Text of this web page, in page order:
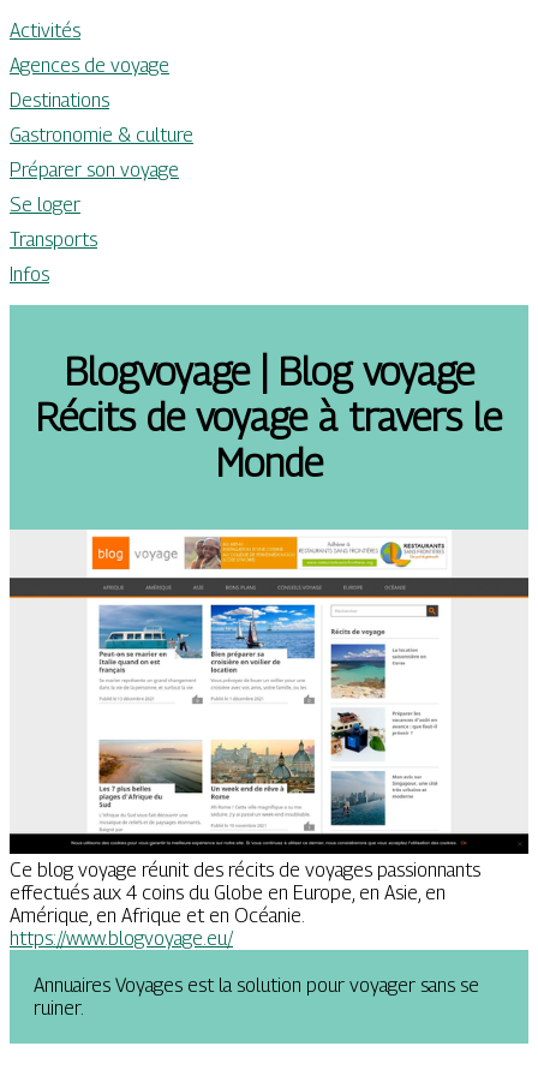
Activités
Agences de voyage
Destinations
Gastronomie & culture
Préparer son voyage
Se loger
Transports
Infos
Blogvoyage | Blog voyage
Récits de voyage à travers le
Monde
Ce blog voyage réunit des récits de voyages passionnants
effectués aux 4 coins du Globe en Europe, en Asie, en
Amérique, en Afrique et en Océanie.
https://www.blogvoyage.eu/
Annuaires Voyages est la solution pour voyager sans se
ruiner.